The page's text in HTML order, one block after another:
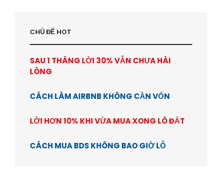
CHỦ ĐỂ HOT
SAU 1 THÁNG LỜI 30% VẪN CHƯA HÀI
LÒNG
CÁCH LÀM AIRBNB KHÔNG CẦN VỐN
LỜI HƠN 10% KHI VỪA MUA XONG LÔ ĐẤT
CÁCH MUA BDS KHÔNG BAO GIỜ LỖ